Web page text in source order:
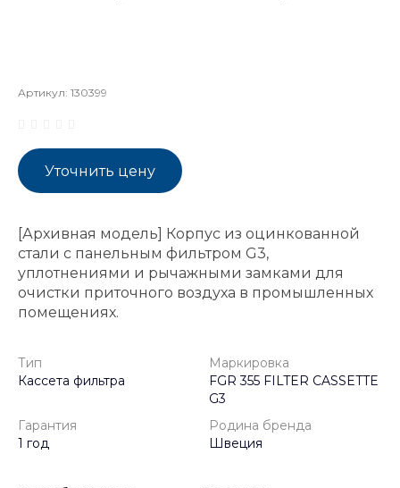
Артикул: 130399
Уточнить цену
[Архивная модель] Корпус из оцинкованной
стали с панельным фильтром G3,
уплотнениями и рычажными замками для
очистки приточного воздуха в промышленных
помещениях.
Тип
Кассета фильтра
Маркировка
FGR 355 FILTER CASSETTE
G3
Гарантия
1 год
Родина бренда
Швеция